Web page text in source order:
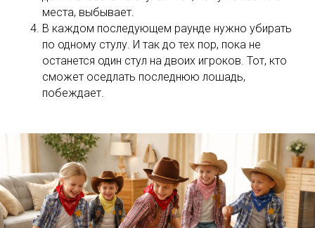
места, выбывает.
В каждом последующем раунде нужно убирать
по одному стулу. И так до тех пор, пока не
останется один стул на двоих игроков. Тот, кто
сможет оседлать последнюю лошадь,
побеждает.